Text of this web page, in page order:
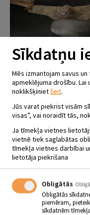
2.05.- 31.08. Izstāde
12.08. Santas
Sīkdatņu
Mēs izmantojam savus
apmeklējuma drošību.
noklikšķinietšeit.
Jūs varat piekrist visām
visas”, vai noraidīt tās,
Ja tīmekļa vietnes
vietnē tiek saglabātas
tīmekļa vietnes darbībai
lietotāja piekrišana
Obligātās
Obligātās
piemēram,
sīkdatnēm